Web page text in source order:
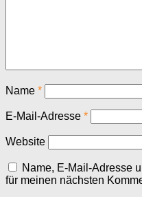
Name *
E-Mail-Adresse *
Website
Name, E-Mail-Adresse
für meinen nächsten